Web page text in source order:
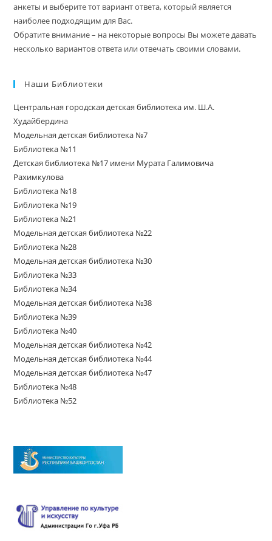
анкеты и выберите тот вариант ответа, который является
наиболее подходящим для Вас.
Обратите внимание – на некоторые вопросы Вы можете давать
несколько вариантов ответа или отвечать своими словами.
Наши Библиотеки
Центральная городская детская библиотека им. Ш.А.
Худайбердина
Модельная детская библиотека №7
Библиотека №11
Детская библиотека №17 имени Мурата Галимовича
Рахимкулова
Библиотека №18
Библиотека №19
Библиотека №21
Модельная детская библиотека №22
Библиотека №28
Модельная детская библиотека №30
Библиотека №33
Библиотека №34
Модельная детская библиотека №38
Библиотека №39
Библиотека №40
Модельная детская библиотека №42
Модельная детская библиотека №44
Модельная детская библиотека №47
Библиотека №48
Библиотека №52